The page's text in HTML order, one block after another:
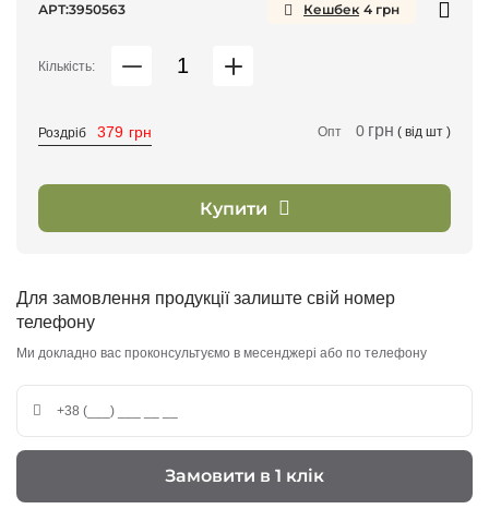
АРТ:3950563 Кешбек 4 грн
Кількість:
Роздріб 379 грн Опт 0 грн ( від шт )
Купити
Для замовлення продукції залиште свій номер
телефону
Ми докладно вас проконсультуємо в месенджері або по телефону
Замовити в 1 клік